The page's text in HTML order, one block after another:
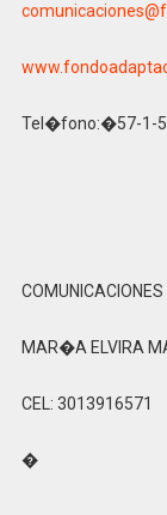
Tel�fono:�57-1-
MAR�A ELVIRA
CEL: 3013916571
�